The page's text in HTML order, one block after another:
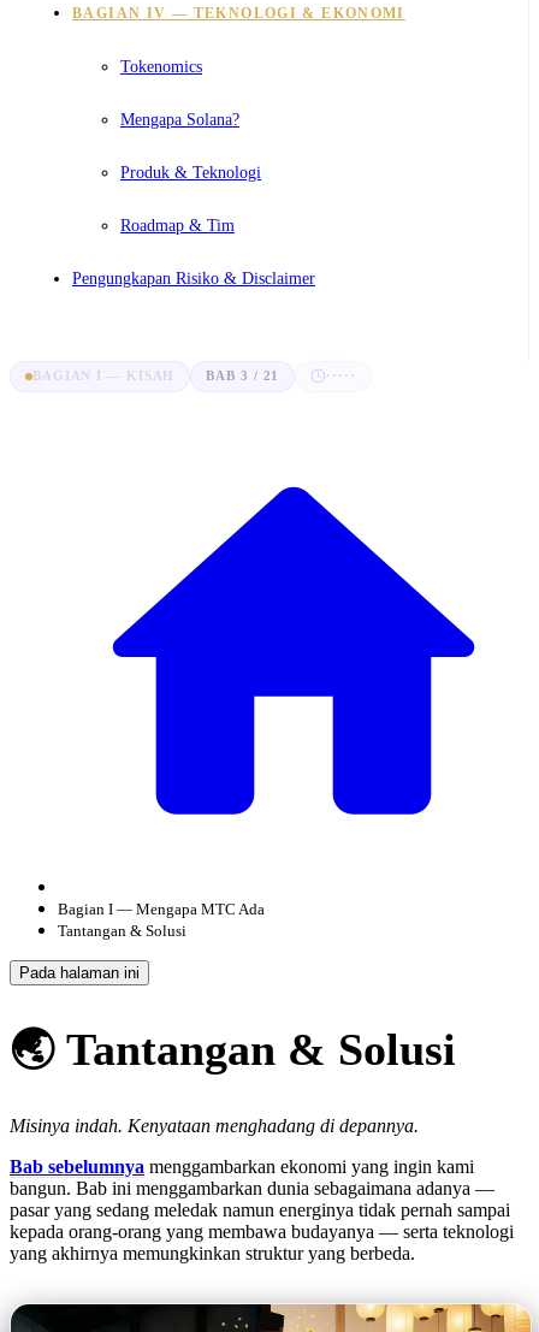
BAGIAN IV — TEKNOLOGI & EKONOMI
Tokenomics
Mengapa Solana?
Produk & Teknologi
Roadmap & Tim
Pengungkapan Risiko & Disclaimer
BAGIAN I — KISAH BAB 3 / 21 ·····
Bagian I — Mengapa MTC Ada
Tantangan & Solusi
Pada halaman ini
🌏 Tantangan & Solusi
Misinya indah. Kenyataan menghadang di depannya.
Bab sebelumnya menggambarkan ekonomi yang ingin kami
bangun. Bab ini menggambarkan dunia sebagaimana adanya —
pasar yang sedang meledak namun energinya tidak pernah sampai
kepada orang-orang yang membawa budayanya — serta teknologi
yang akhirnya memungkinkan struktur yang berbeda.